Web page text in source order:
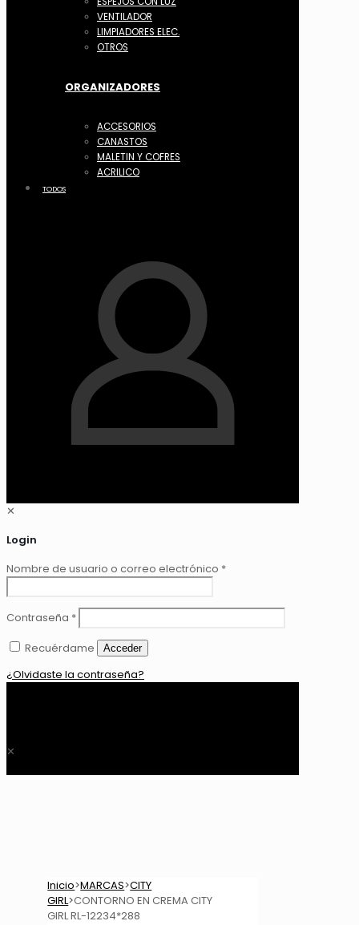
VENTILADOR
LIMPIADORES ELEC.
OTROS
ORGANIZADORES
ACCESORIOS
CANASTOS
MALETIN Y COFRES
ACRILICO
TODOS
✕
Login
Nombre de usuario o correo electrónico *
Contraseña *
Recuérdame
Acceder
¿Olvidaste la contraseña?
✕
Inicio>MARCAS>CITY
GIRL>CONTORNO EN CREMA CITY
GIRL RL-12234*288